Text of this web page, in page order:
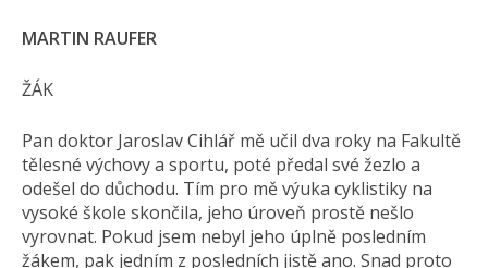
MARTIN RAUFER
ŽÁK
Pan doktor Jaroslav Cihlář mě učil dva roky na Fakultě
tělesné výchovy a sportu, poté předal své žezlo a
odešel do důchodu. Tím pro mě výuka cyklistiky na
vysoké škole skončila, jeho úroveň prostě nešlo
vyrovnat. Pokud jsem nebyl jeho úplně posledním
žákem, pak jedním z posledních jistě ano. Snad proto